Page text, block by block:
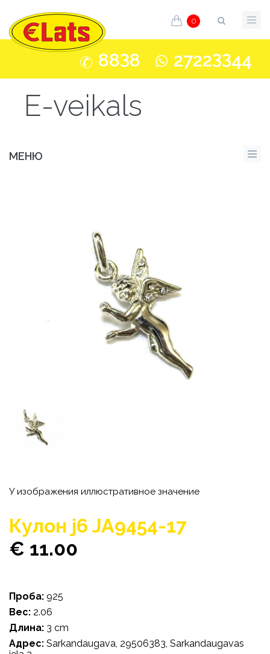
0
8838 27223344
E-veikals
МЕНЮ
У изображения иллюстративное значение
Кулон j6 JA9454-17
€ 11.00
Проба: 925
Bес: 2.06
Длина: 3 cm
Адрес: Sarkandaugava, 29506383, Sarkandaugavas